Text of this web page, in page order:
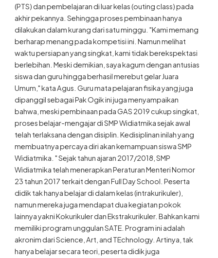
(PTS) dan pembelajaran di luar kelas (outing class) pada
akhir pekannya. Sehingga proses pembinaan hanya
dilakukan dalam kurang dari satu minggu. "Kami memang
berharap menang pada kompetisi ini. Namun melihat
waktu persiapan yang singkat, kami tidak berekspektasi
berlebihan. Meski demikian, saya kagum dengan antusias
siswa dan guru hingga berhasil merebut gelar Juara
Umum," kata Agus. Guru mata pelajaran fisika yang juga
dipanggil sebagai Pak Ogik ini juga menyampaikan
bahwa, meski pembinaan pada GAS 2019 cukup singkat,
proses belajar-mengajar di SMP Widiatmika sejak awal
telah terlaksana dengan disiplin. Kedisiplinan inilah yang
membuatnya percaya diri akan kemampuan siswa SMP
Widiatmika. " Sejak tahun ajaran 2017/2018, SMP
Widiatmika telah menerapkan Peraturan Menteri Nomor
23 tahun 2017 terkait dengan Full Day School. Peserta
didik tak hanya belajar di dalam kelas (intrakurikuler),
namun mereka juga mendapat dua kegiatan pokok
lainnya yakni Kokurikuler dan Ekstrakurikuler. Bahkan kami
memiliki program unggulan SATE. Program ini adalah
akronim dari Science, Art, and TEchnology. Artinya, tak
hanya belajar secara teori, peserta didik juga